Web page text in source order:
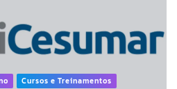
Cursos e Treinamentos